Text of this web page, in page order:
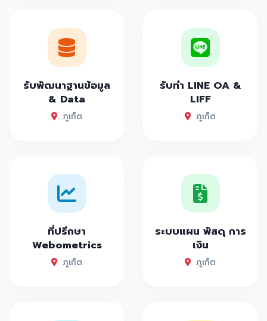
รับพัฒนาฐานข้อมูล
& Data
ภูเก็ต
รับทำ LINE OA &
LIFF
ภูเก็ต
ที่ปรึกษา
Webometrics
ภูเก็ต
ระบบแผน พัสดุ การ
เงิน
ภูเก็ต